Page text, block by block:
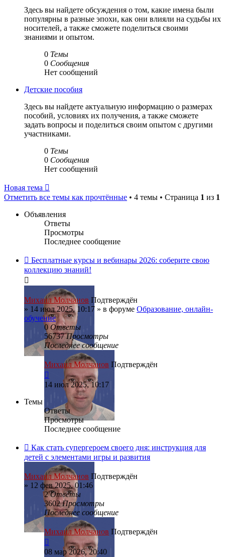
Здесь вы найдете обсуждения о том, какие имена были
популярны в разные эпохи, как они влияли на судьбы их
носителей, а также сможете поделиться своими
знаниями и опытом.
0 Темы
0 Сообщения
Нет сообщений
Детские пособия
Здесь вы найдете актуальную информацию о размерах
пособий, условиях их получения, а также сможете
задать вопросы и поделиться своим опытом с другими
участниками.
0 Темы
0 Сообщения
Нет сообщений
Новая тема
Отметить все темы как прочтённые • 4 темы • Страница 1 из 1
Объявления
Ответы
Просмотры
Последнее сообщение
Бесплатные курсы и вебинары 2026: соберите свою
коллекцию знаний!
Михаил Молчанов Подтверждён
» 14 июл 2025, 10:17 » в форуме Образование, онлайн-
обучение
0 Ответы
56737Просмотры
Последнее сообщение
Михаил Молчанов Подтверждён
14 июл 2025, 10:17
Темы
Ответы
Просмотры
Последнее сообщение
Как стать супергероем своего дня: инструкция для
детей с элементами игры и развития
Михаил Молчанов Подтверждён
» 12 фев 2025, 01:46
2Ответы
3602Просмотры
Последнее сообщение
Михаил Молчанов Подтверждён
08 мар 2026, 20:40